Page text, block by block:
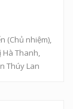
(Chủ nhiệm),
Hà Thanh,
Thúy Lan